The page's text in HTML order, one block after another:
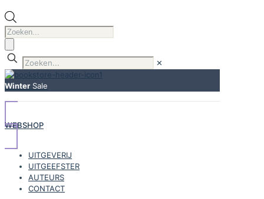
Producten
zoeken
✕
Winter Sale
WEBSHOP
UITGEVERIJ
UITGEEFSTER
AUTEURS
CONTACT